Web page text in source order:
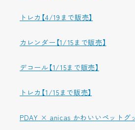
トレカ【4/19まで販売】
カレンダー【1/15まで販売】
デコール【1/15まで販売】
トレカ【1/15まで販売】
PDAY × anicas かわいいペットグ